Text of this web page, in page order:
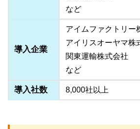
など
導入企業
アイムファクトリー
アイリスオーヤマ株
関東運輸株式会社
など
導入社数 8,000社以上